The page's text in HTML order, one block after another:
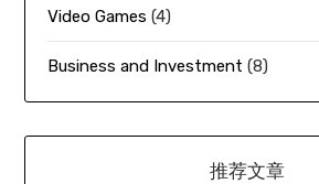
Video Games (4)
Business and Investment (8)
推荐文章